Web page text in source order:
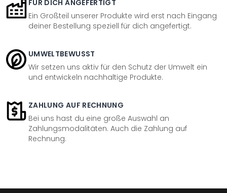
FÜR DICH ANGEFERTIGT
Ein Großteil unserer Produkte wird erst nach Eingang
deiner Bestellung speziell für dich angefertigt.
UMWELTBEWUSST
Wir setzen uns aktiv für den Schutz der Umwelt ein
und entwickeln nachhaltige Produkte.
ZAHLUNG AUF RECHNUNG
Bei uns hast du eine große Auswahl an
Zahlungsmodalitäten. Auch die Zahlung auf
Rechnung.